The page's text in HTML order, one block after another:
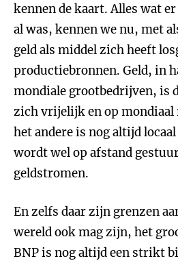
kennen de kaart. Alles wat
al was, kennen we nu, met
geld als middel zich heeft
productiebronnen. Geld, in
mondiale grootbedrijven, is
zich vrijelijk en op mondiaal
het andere is nog altijd
wordt wel op afstand
geldstromen.
En zelfs daar zijn grenzen
wereld ook mag zijn, het
BNP is nog altijd een strikt